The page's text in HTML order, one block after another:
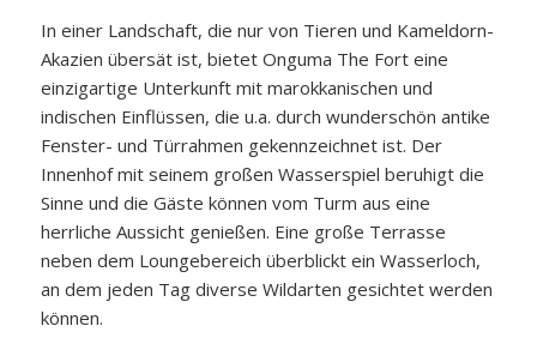
In einer Landschaft, die nur von Tieren und Kameldorn-
Akazien übersät ist, bietet Onguma The Fort eine
einzigartige Unterkunft mit marokkanischen und
indischen Einflüssen, die u.a. durch wunderschön antike
Fenster- und Türrahmen gekennzeichnet ist. Der
Innenhof mit seinem großen Wasserspiel beruhigt die
Sinne und die Gäste können vom Turm aus eine
herrliche Aussicht genießen. Eine große Terrasse
neben dem Loungebereich überblickt ein Wasserloch,
an dem jeden Tag diverse Wildarten gesichtet werden
können.